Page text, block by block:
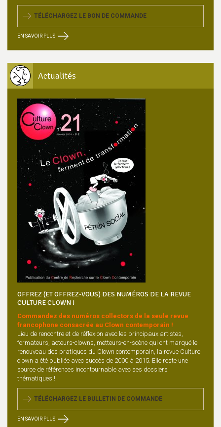
TÉLÉCHARGEZ LE BON DE COMMANDE
EN SAVOIR PLUS
Actualités
OFFREZ (ET OFFREZ-VOUS) DES NUMÉROS DE LA REVUE
CULTURE CLOWN !
Commandez des numéros collectors de la seule revue
francophone consacrée au Clown contemporain !
Lieu de rencontre et de réflexion avec les principaux artistes,
formateurs, acteurs-clowns, metteurs-en-scène qui ont marqué le
renouveau des pratiques du Clown contemporain, la revue Culture
clown a été publiée avec succès de 2000 à 2015. Elle reste une
source de références incontournable avec ses dossiers
thématiques !
TÉLÉCHARGEZ LE BULLETIN DE COMMANDE
EN SAVOIR PLUS